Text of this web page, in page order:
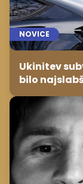
NOVICE
Ukinitev
bilo